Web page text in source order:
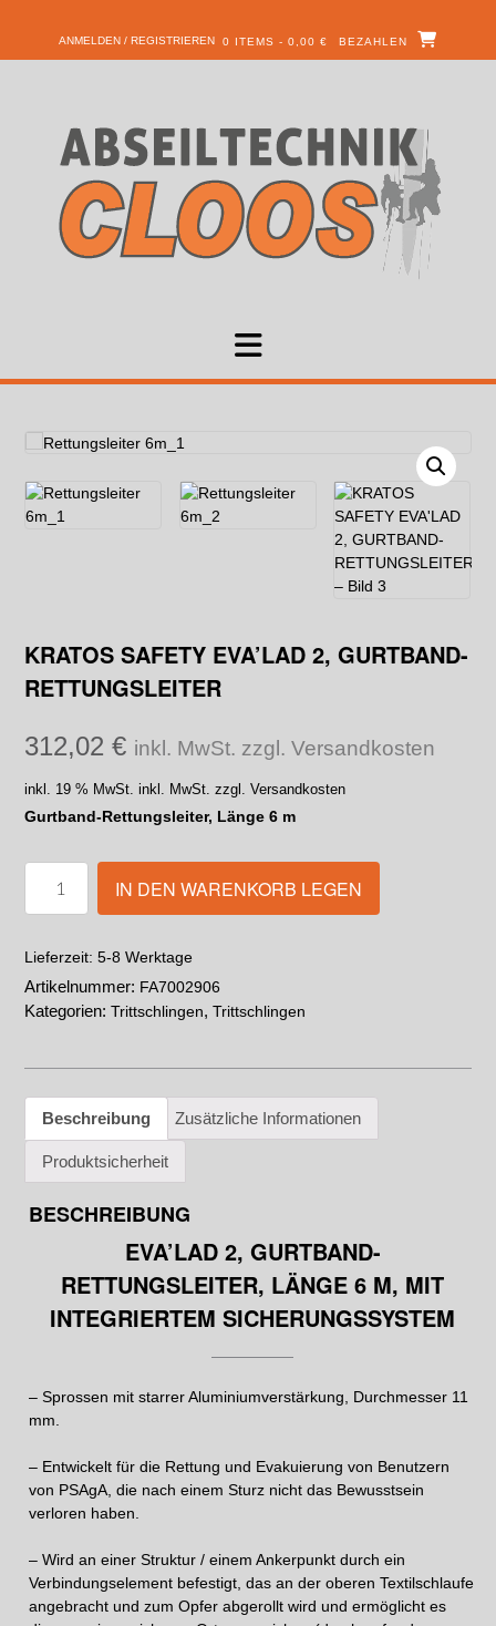
ANMELDEN / REGISTRIEREN 0 ITEMS - 0,00 € BEZAHLEN
KRATOS SAFETY EVA’LAD 2, GURTBAND-
RETTUNGSLEITER
312,02 € inkl. MwSt. zzgl. Versandkosten
inkl. 19 % MwSt. inkl. MwSt. zzgl. Versandkosten
Gurtband-Rettungsleiter, Länge 6 m
IN DEN WARENKORB LEGEN
Lieferzeit: 5-8 Werktage
Artikelnummer: FA7002906
Kategorien: Trittschlingen, Trittschlingen
Beschreibung Zusätzliche Informationen
Produktsicherheit
BESCHREIBUNG
EVA’LAD 2, GURTBAND-
RETTUNGSLEITER, LÄNGE 6 M, MIT
INTEGRIERTEM SICHERUNGSSYSTEM
– Sprossen mit starrer Aluminiumverstärkung, Durchmesser 11
mm.
– Entwickelt für die Rettung und Evakuierung von Benutzern
von PSAgA, die nach einem Sturz nicht das Bewusstsein
verloren haben.
– Wird an einer Struktur / einem Ankerpunkt durch ein
Verbindungselement befestigt, das an der oberen Textilschlaufe
angebracht und zum Opfer abgerollt wird und ermöglicht es